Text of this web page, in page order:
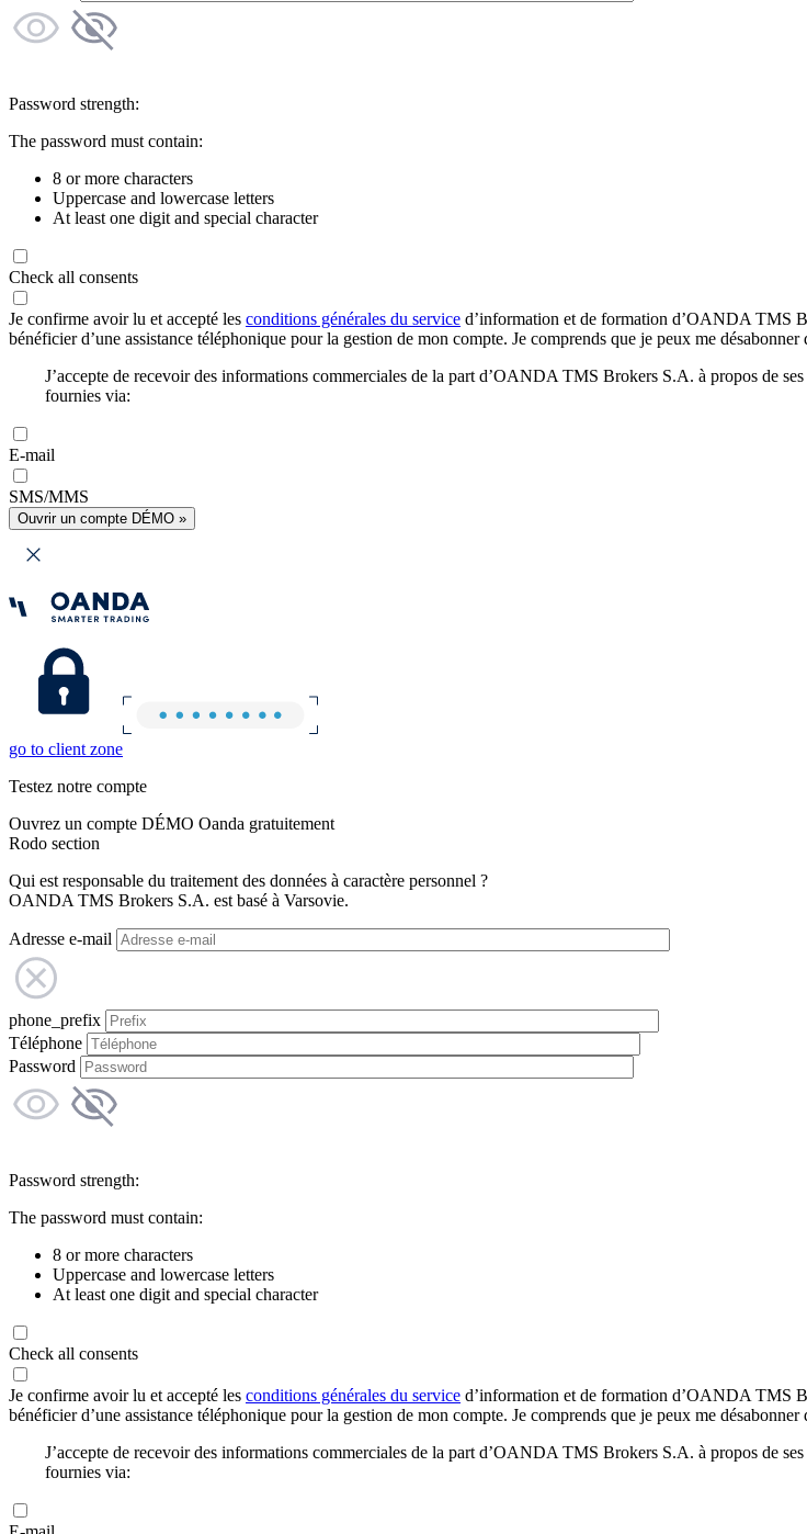
Password strength:
The password must contain:
8 or more characters
Uppercase and lowercase letters
At least one digit and special character
Check all consents
Je confirme avoir lu et accepté les conditions générales du service d’information et de formation d’OANDA TMS
bénéficier d’une assistance téléphonique pour la gestion de mon compte. Je comprends que je peux me désabonner
J’accepte de recevoir des informations commerciales de la part d’OANDA TMS Brokers S.A. à propos de
fournies via:
E-mail
SMS/MMS
Ouvrir un compte DÉMO »
go to client zone
Testez notre compte
Ouvrez un compte DÉMO Oanda gratuitement
Rodo section
Qui est responsable du traitement des données à caractère personnel ?
OANDA TMS Brokers S.A. est basé à Varsovie.
Adresse e-mail
phone_prefix
Téléphone
Password
Password strength:
The password must contain:
8 or more characters
Uppercase and lowercase letters
At least one digit and special character
Check all consents
Je confirme avoir lu et accepté les conditions générales du service d’information et de formation d’OANDA TMS
bénéficier d’une assistance téléphonique pour la gestion de mon compte. Je comprends que je peux me désabonner
J’accepte de recevoir des informations commerciales de la part d’OANDA TMS Brokers S.A. à propos de
fournies via: